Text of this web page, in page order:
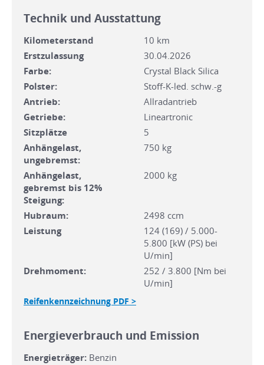
Technik und Ausstattung
Kilometerstand
10 km
Erstzulassung
30.04.2026
Farbe:
Crystal Black Silica
Polster:
Stoff-K-led. schw.-g
Antrieb:
Allradantrieb
Getriebe:
Lineartronic
Sitzplätze
5
Anhängelast,
ungebremst:
750 kg
Anhängelast,
gebremst bis 12%
Steigung:
2000 kg
Hubraum:
2498 ccm
Leistung
124 (169) / 5.000-
5.800 [kW (PS) bei
U/min]
Drehmoment:
252 / 3.800 [Nm bei
U/min]
Reifenkennzeichnung PDF >
Energieverbrauch und Emission
Energieträger: Benzin